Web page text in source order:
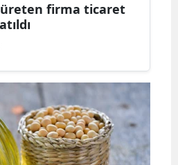
üreten firma ticaret